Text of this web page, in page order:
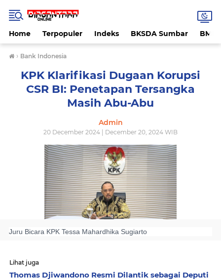
Home Terpopuler Indeks BKSDA Sumbar
› Bank Indonesia
KPK Klarifikasi Dugaan Korupsi
CSR BI: Penetapan Tersangka
Masih Abu-Abu
Admin
20 December 2024 | December 20, 2024 WIB
Juru Bicara KPK Tessa Mahardhika Sugiarto
Lihat juga
Thomas Djiwandono Resmi Dilantik sebagai Deputi